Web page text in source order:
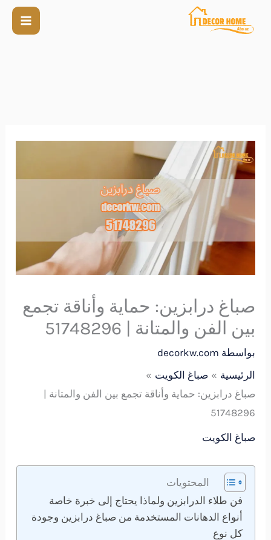
صباغ درابزين: حماية وأناقة تجمع
بين الفن والمتانة | 51748296
بواسطة decorkw.com
الرئيسية
صباغ الكويت
صباغ درابزين: حماية وأناقة تجمع بين الفن والمتانة |
51748296
صباغ الكويت
المحتويات
فن طلاء الدرابزين ولماذا يحتاج إلى خبرة خاصة
أنواع الدهانات المستخدمة من صباغ درابزين وجودة
كل نوع